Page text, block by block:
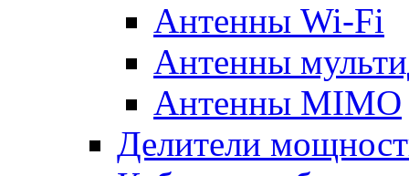
Антенны Wi-Fi
Антенны
Антенны MIMO
Делители